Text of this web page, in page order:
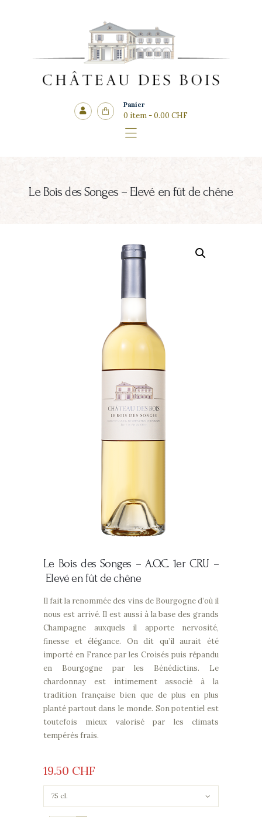
Panier
0 item-0.00 CHF
Le Bois des Songes – Elevé en fût de chêne
CHÂTEAU DES BOIS
Le Bois des Songes – A.O.C. 1er CRU –
Elevé en fût de chêne
Il fait la renommée des vins de Bourgogne d’où il
nous est arrivé. Il est aussi à la base des grands
Champagne auxquels il apporte nervosité,
finesse et élégance. On dit qu’il aurait été
importé en France par les Croisés puis répandu
en Bourgogne par les Bénédictins. Le
chardonnay est intimement associé à la
tradition française bien que de plus en plus
planté partout dans le monde. Son potentiel est
toutefois mieux valorisé par les climats
tempérés frais.
19 50 CHF